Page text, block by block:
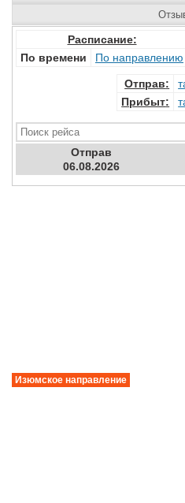
Расписание:
По времени
По направлению
Отправ:
Прибыт:
Отправ
06.08.2026
Изюмское направление